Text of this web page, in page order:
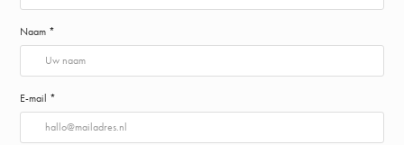
Naam *
E-mail *